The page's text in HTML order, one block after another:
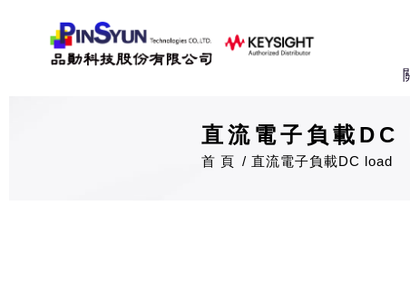
直流電子負載
首 頁 直流電子負載DC load